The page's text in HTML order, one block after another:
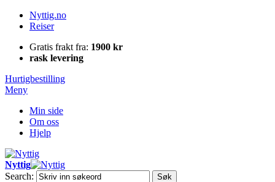
Nyttig.no
Reiser
Gratis frakt fra: 1900 kr
rask levering
Hurtigbestilling
Meny
Min side
Om oss
Hjelp
Nyttig
Search:
Søk